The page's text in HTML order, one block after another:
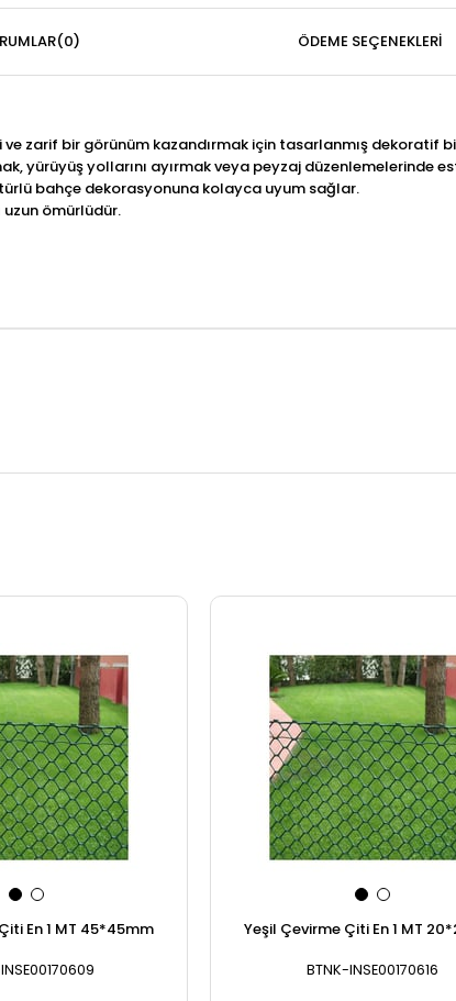
(0) ÖDEME SEÇENEKLERI
zarif bir görünüm kazandırmak için tasarlanmış dekoratif
yürüyüş yollarını ayırmak veya peyzaj düzenlemelerinde
bahçe dekorasyonuna kolayca uyum sağlar.
uzun ömürlüdür.
En 1 MT 45*45mm Yeşil Çevirme Çiti En 1 MT
BTNK-INSE00170616